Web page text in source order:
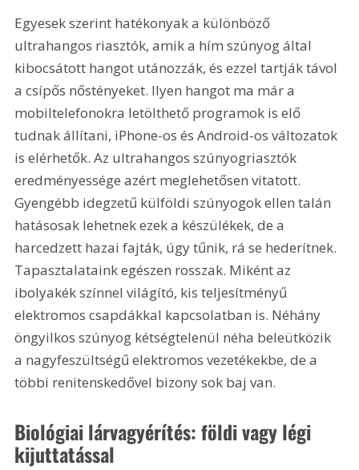
Egyesek szerint hatékonyak a különböző
ultrahangos riasztók, amik a hím szúnyog által
kibocsátott hangot utánozzák, és ezzel tartják távol
a csípős nőstényeket. Ilyen hangot ma már a
mobiltelefonokra letölthető programok is elő
tudnak állítani, iPhone-os és Android-os változatok
is elérhetők. Az ultrahangos szúnyogriasztók
eredményessége azért meglehetősen vitatott.
Gyengébb idegzetű külföldi szúnyogok ellen talán
hatásosak lehetnek ezek a készülékek, de a
harcedzett hazai fajták, úgy tűnik, rá se hederítnek.
Tapasztalataink egészen rosszak. Miként az
ibolyakék színnel világító, kis teljesítményű
elektromos csapdákkal kapcsolatban is. Néhány
öngyilkos szúnyog kétségtelenül néha beleütközik
a nagyfeszültségű elektromos vezetékekbe, de a
többi renitenskedővel bizony sok baj van.
Biológiai lárvagyérítés: földi vagy légi
kijuttatással